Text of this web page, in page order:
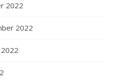
2022
2022